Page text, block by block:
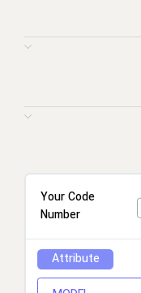
Your Code
Number
Attribute